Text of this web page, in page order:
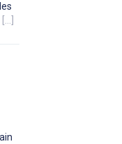
[...]